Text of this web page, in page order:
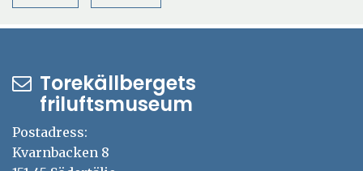
Torekällbergets
friluftsmuseum
Postadress:
Kvarnbacken 8